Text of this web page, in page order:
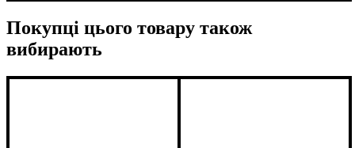
Покупці цього товару також
вибирають